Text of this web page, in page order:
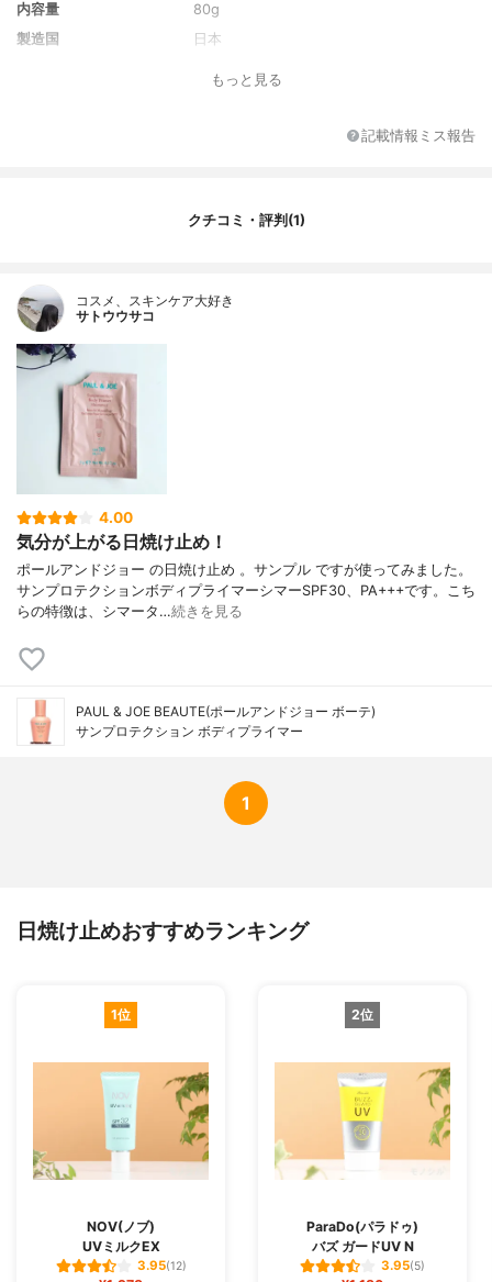
内容量
80g
製造国
日本
フローラルスイートの香り
ル、ビスエチルヘキシルオキシフェノール
メトキシフェニルトリアジン、ポリシリコ
油、スファセラリアスコパリアエキス、パ
化チタン
もっと見る
記載情報ミス報告
クチコミ・評判(1)
コスメ、スキンケア大好き
サトウウサコ
4.00
気分が上がる日焼け止め！
ポールアンドジョー の日焼け止め 。サンプル ですが使ってみました。
サンプロテクションボディプライマーシマーSPF30、PA+++です。こち
らの特徴は、シマータ…続きを見る
PAUL & JOE BEAUTE(ポールアンドジョー ボーテ)
サンプロテクション ボディプライマー
1
日焼け止めおすすめランキング
1位
NOV(ノブ)
UVミルクEX
3.95(12)
2位
ParaDo(パラドゥ)
バズ ガードUV N
3.95(5)